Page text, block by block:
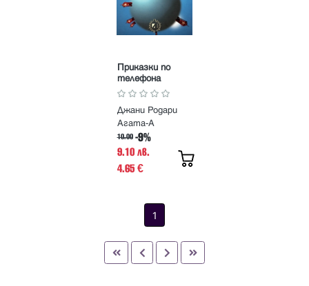
Приказки по
телефона
Джани Родари
Агата-А
10.00 -9%
9.10 лв.
4.65 €
1